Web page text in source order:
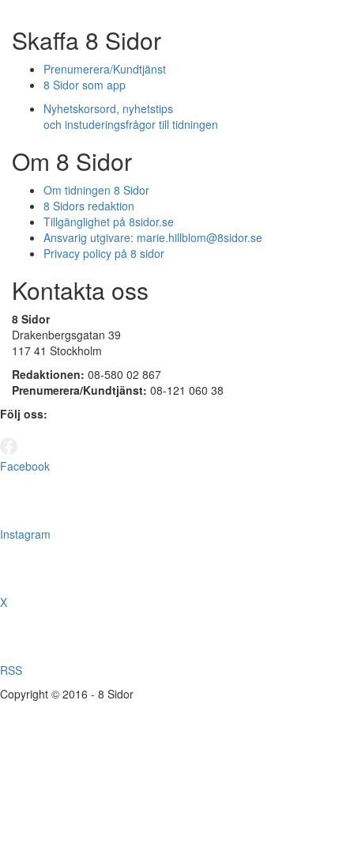
Skaffa 8 Sidor
Prenumerera/Kundtjänst
8 Sidor som app
Nyhetskorsord, nyhetstips
och instuderingsfrågor till tidningen
Om 8 Sidor
Om tidningen 8 Sidor
8 Sidors redaktion
Tillgänglighet på 8sidor.se
Ansvarig utgivare: marie.hillblom@8sidor.se
Privacy policy på 8 sidor
Kontakta oss
8 Sidor
Drakenbergsgatan 39
117 41 Stockholm
Redaktionen: 08-580 02 867
Prenumerera/Kundtjänst: 08-121 060 38
Följ oss:
Facebook
Instagram
X
RSS
Copyright © 2016 - 8 Sidor